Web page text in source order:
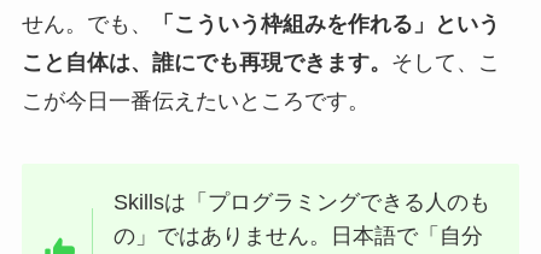
せん。でも、
「こういう枠組みを作れる」という
こと自体は、誰にでも再現できます。 そして、こ
こが今日一番伝えたいところです。
Skillsは「プログラミングできる人のも
の」ではありません。日本語で「自分